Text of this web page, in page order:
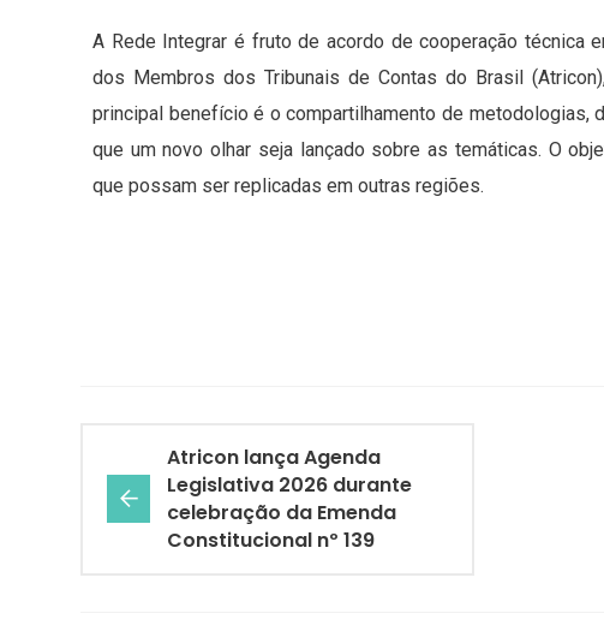
A Rede Integrar é fruto de acordo de cooperação técnica
dos Membros dos Tribunais de Contas do Brasil
principal benefício é o compartilhamento de metodologias,
que um novo olhar seja lançado sobre as temáticas. O
que possam ser replicadas em outras regiões.
Atricon lança Agenda
Legislativa 2026 durante
celebração da Emenda
Constitucional nº 139